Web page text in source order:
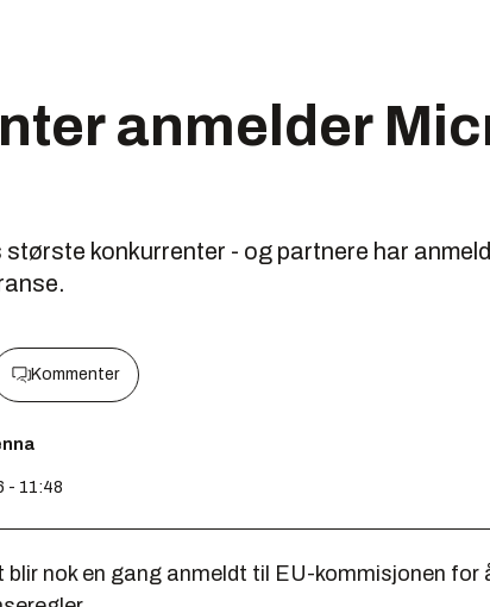
anmelder
konkurrenter - og partnere har
Kommenter
- 11:48
blir nok en gang anmeldt til EU-kommisjonen for